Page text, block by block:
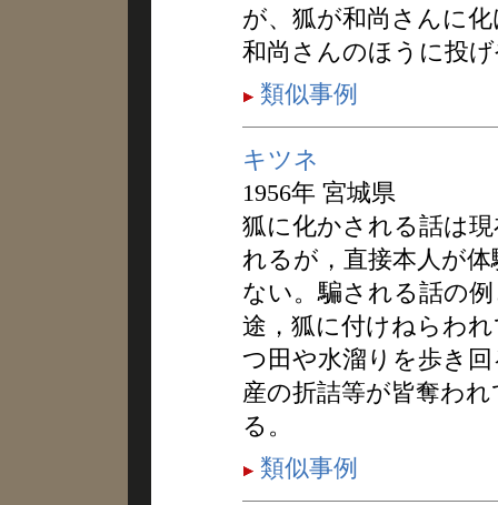
が、狐が和尚さんに
和尚さんのほうに投
類似事例
キツネ
1956年 宮城県
狐に化かされる話は
れるが，直接本人が
ない。騙される話の
途，狐に付けねらわ
つ田や水溜りを歩き
産の折詰等が皆奪わ
る。
類似事例